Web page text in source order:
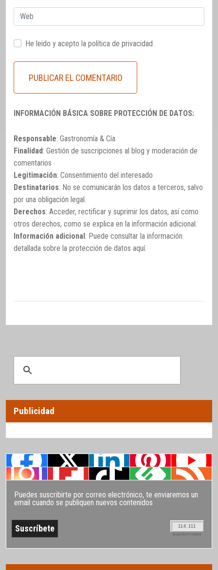
Web
He leido y acepto la política de privacidad
INFORMACIÓN BÁSICA SOBRE PROTECCIÓN DE DATOS:
Responsable: Gastronomía & Cía
Finalidad: Gestión de suscripciones al blog y moderación de
comentarios
Legitimación: Consentimiento del interesado
Destinatarios: No se comunicarán los datos a terceros, salvo
por una obligación legal.
Derechos: Acceder, rectificar y suprimir los datos, así como
otros derechos, como se explica en la información adicional.
Información adicional: Puede consultar la información
detallada sobre la protección de datos aquí.
Publicidad
Puedes suscribirte por correo electrónico, te enviaremos un
email cuando se publiquen nuevos contenidos
114.111
SUSCRIPTORES